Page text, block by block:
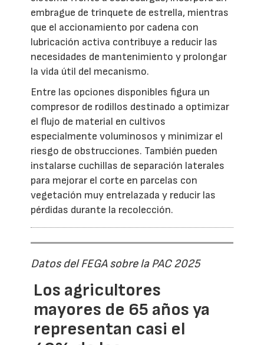
embrague de trinquete de estrella, mientras
que el accionamiento por cadena con
lubricación activa contribuye a reducir las
necesidades de mantenimiento y prolongar
la vida útil del mecanismo.
Entre las opciones disponibles figura un
compresor de rodillos destinado a optimizar
el flujo de material en cultivos
especialmente voluminosos y minimizar el
riesgo de obstrucciones. También pueden
instalarse cuchillas de separación laterales
para mejorar el corte en parcelas con
vegetación muy entrelazada y reducir las
pérdidas durante la recolección.
Datos del FEGA sobre la PAC 2025
Los agricultores
mayores de 65 años ya
representan casi el